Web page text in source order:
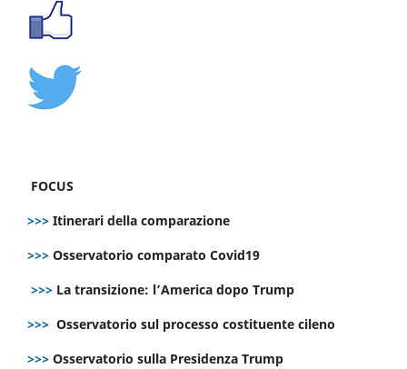
FOCUS
>>> Itinerari della comparazione
>>> Osservatorio comparato Covid19
>>> La transizione: l’America dopo Trump
>>> Osservatorio sul processo costituente cileno
>>> Osservatorio sulla Presidenza Trump